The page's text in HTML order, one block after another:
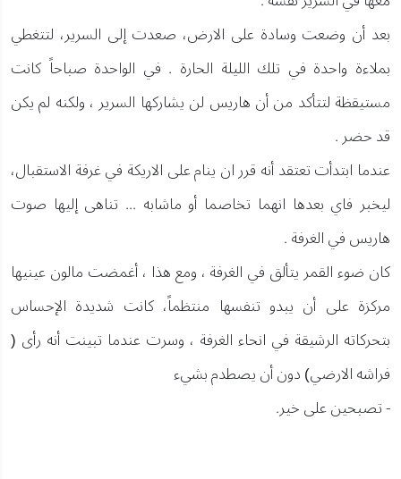
بعد أن وضعت وسادة على الارض، صعدت إلى السرير، لتتغطي
بملاءة واحدة في تلك الليلة الحارة . في الواحدة صباحاً كانت
مستيقظة لتتأكد من أن هاريس لن يشاركها السرير ، ولكنه لم يكن
قد حضر .
عندما ابتدأت تعتقد أنه قرر ان ينام على الاريكة في غرفة الاستقبال،
ليخبر فاي بعدها انهما تخاصما أو ماشابه ... تناهى إليها صوت
هاريس في الغرفة .
كان ضوء القمر يتألق في الغرفة ، ومع هذا ، أغمضت مالون عينيها
مركزة على أن يبدو تنفسها منتظماً، كانت شديدة الإحساس
بتحركاته الرشيقة في انحاء الغرفة ، وسرت عندما تبينت أنه رأى (
فراشه الارضي) دون أن يصطدم بشيء
- تصبحين على خير.